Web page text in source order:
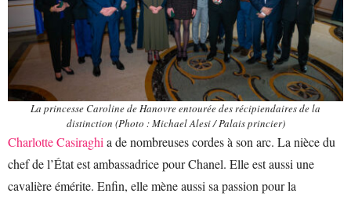
La princesse Caroline de Hanovre entourée des récipiendaires de la
distinction (Photo : Michael Alesi / Palais princier)
Charlotte Casiraghi a de nombreuses cordes à son arc. La nièce du
chef de l’État est ambassadrice pour Chanel. Elle est aussi une
cavalière émérite. Enfin, elle mène aussi sa passion pour la